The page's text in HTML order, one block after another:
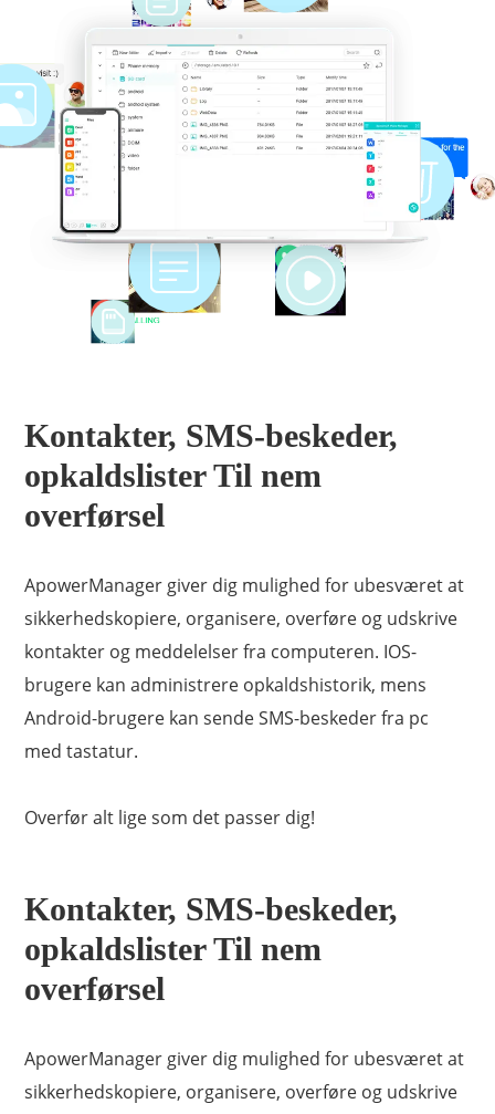
Kontakter, SMS-beskeder,
opkaldslister Til nem
overførsel
ApowerManager giver dig mulighed for ubesværet at
sikkerhedskopiere, organisere, overføre og udskrive
kontakter og meddelelser fra computeren. IOS-
brugere kan administrere opkaldshistorik, mens
Android-brugere kan sende SMS-beskeder fra pc
med tastatur.
Overfør alt lige som det passer dig!
Kontakter, SMS-beskeder,
opkaldslister Til nem
overførsel
ApowerManager giver dig mulighed for ubesværet at
sikkerhedskopiere, organisere, overføre og udskrive